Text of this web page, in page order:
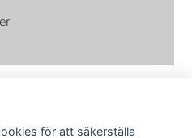
för att säkerställa